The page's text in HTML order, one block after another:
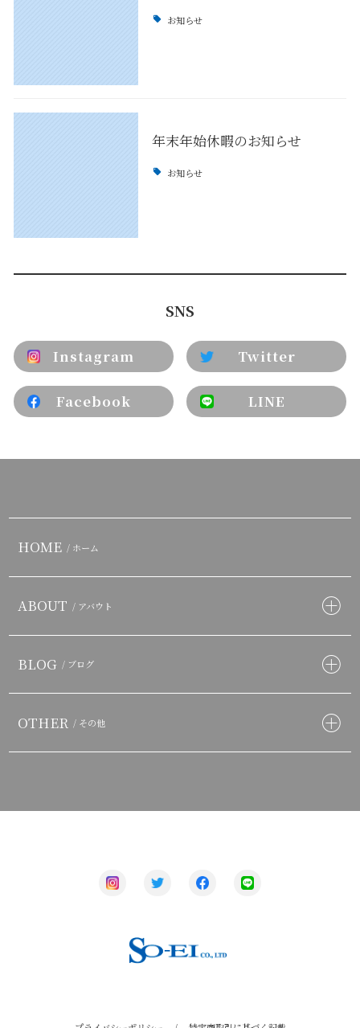
お知らせ
年末年始休暇のお知らせ
お知らせ
SNS
Instagram Twitter
Facebook LINE
HOME / ホーム
ABOUT / アバウト
BLOG / ブログ
OTHER / その他